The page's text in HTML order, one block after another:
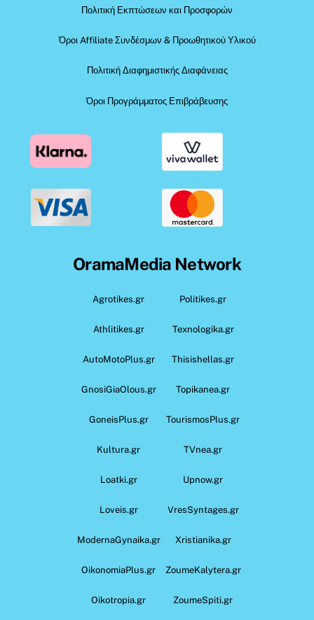
Πολιτική Εκπτώσεων και Προσφορών
Όροι Affiliate Συνδέσμων & Προωθητικού Υλικού
Πολιτική Διαφημιστικής Διαφάνειας
Όροι Προγράμματος Επιβράβευσης
OramaMedia Network
Agrotikes.gr Politikes.gr
Athlitikes.gr Texnologika.gr
AutoMotoPlus.gr Thisishellas.gr
GnosiGiaOlous.gr Topikanea.gr
GoneisPlus.gr TourismosPlus.gr
Kultura.gr TVnea.gr
Loatki.gr Upnow.gr
Loveis.gr VresSyntages.gr
ModernaGynaika.gr Xristianika.gr
OikonomiaPlus.gr ZoumeKalytera.gr
Oikotropia.gr ZoumeSpiti.gr